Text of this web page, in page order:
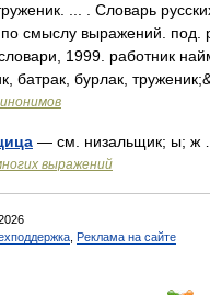
... . Словарь
смыслу выражений.
1999. работник
батрак, бурлак,
— см. низальщик; ы; ж …
выражений
Реклама на сайте